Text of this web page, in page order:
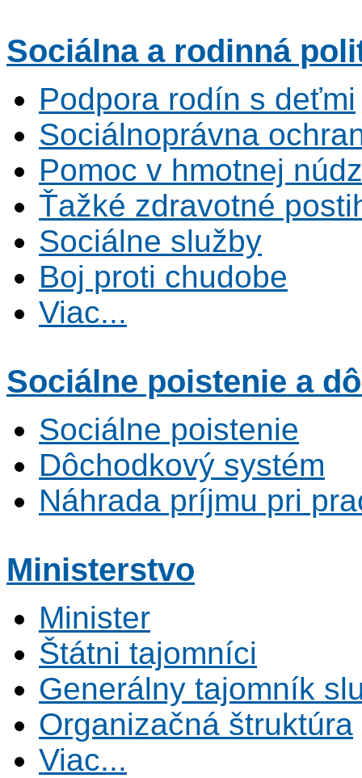
Sociálnaa rodinná
Podpora rodín s deťmi
Sociálnoprávna
Pomoc v hmotnej
Ťažké zdravotné
Sociálne služby
Boj proti chudobe
Viac...
Sociálne poistenie a
Sociálne poistenie
Dôchodkový systém
Náhrada príjmu pri
Ministerstvo
Minister
Štátni tajomníci
Generálny tajomník
Organizačná štruktúra
Viac...